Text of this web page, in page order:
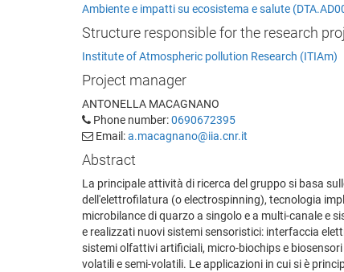
Ambiente e impatti su ecosistema e salute
Structure responsible for the research
Institute of Atmospheric pollution Research (ITIAm)
Project manager
ANTONELLA MACAGNANO
Phone number:0690672395
Email:a.macagnano@iia.cnr.it
Abstract
La principale attività di ricerca del gruppo si basa
dell'elettrofilatura (o electrospinning), tecnologia
microbilance di quarzo a singolo e a multi-canale e
e realizzati nuovi sistemi sensoristici: interfaccia
sistemi olfattivi artificiali, micro-biochips e
volatili e semi-volatili. Le applicazioni in cui si è